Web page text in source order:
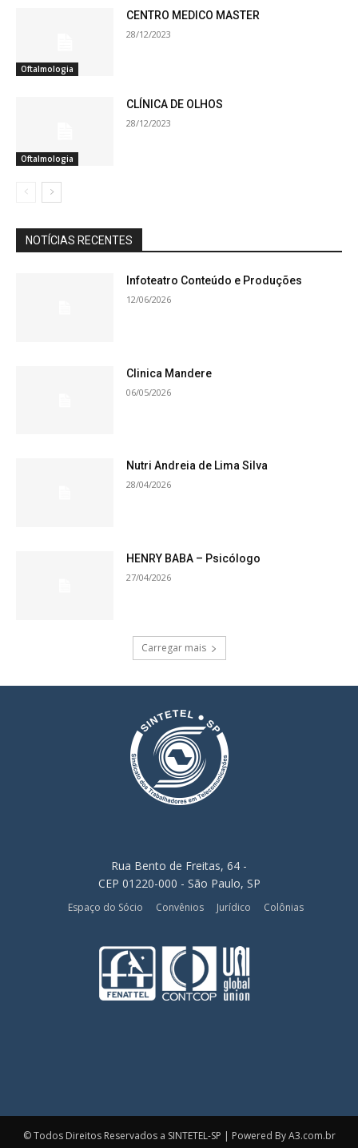
Oftalmologia
CENTRO MEDICO MASTER
28/12/2023
Oftalmologia
CLÍNICA DE OLHOS
28/12/2023
NOTÍCIAS RECENTES
Infoteatro Conteúdo e Produções
12/06/2026
Clinica Mandere
06/05/2026
Nutri Andreia de Lima Silva
28/04/2026
HENRY BABA – Psicólogo
27/04/2026
Carregar mais
Rua Bento de Freitas, 64 -
CEP 01220-000 - São Paulo, SP
Espaço do Sócio Convênios Jurídico Colônias
© Todos Direitos Reservados a SINTETEL-SP | Powered By A3.com.br